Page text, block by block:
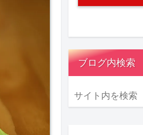
ブログ内検索